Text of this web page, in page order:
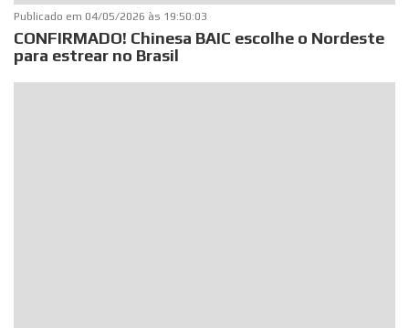
Publicado em 04/05/2026 às 19:50:03
CONFIRMADO! Chinesa BAIC escolhe o Nordeste
para estrear no Brasil